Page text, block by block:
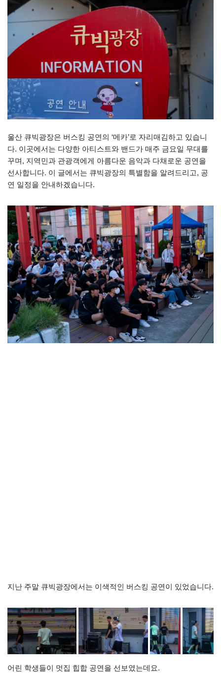
울산 큐빅광장은 버스킹 공연의 ‘메카’로 자리매김하고 있습니
다. 이곳에서는 다양한 아티스트와 밴드가 매주 금요일 무대를
꾸며, 지역민과 관광객에게 아름다운 음악과 다채로운 공연을
선사합니다. 이 글에서는 큐빅광장의 특별함을 알려드리고, 공
연 일정을 안내하겠습니다.
지난 주말 큐빅광장에서는 이색적인 버스킹 공연이 있었습니다.
어린 학생들이 멋집 힙합 공연을 선보였는데요.